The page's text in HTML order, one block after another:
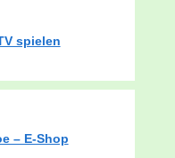
spielen
– E-Shop